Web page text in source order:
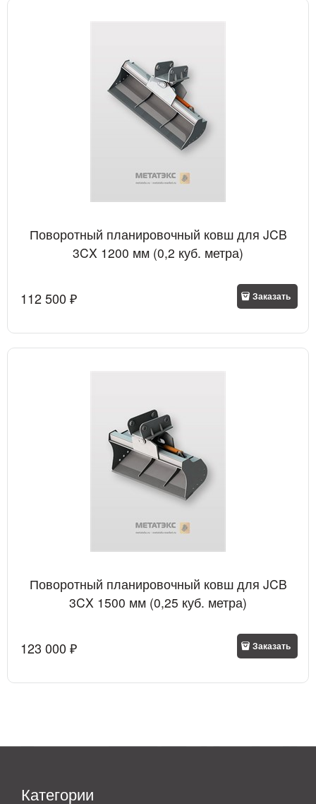
Поворотный планировочный ковш для JCB
3CX 1200 мм (0,2 куб. метра)
112 500 ₽ Заказать
Поворотный планировочный ковш для JCB
3CX 1500 мм (0,25 куб. метра)
123 000 ₽ Заказать
Категории